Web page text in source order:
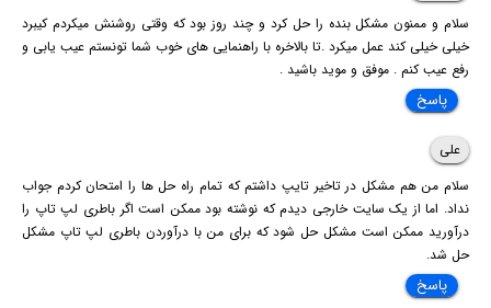
سلام و ممنون مشکل بنده را حل کرد و چند روز بود که وقتی روشنش میکردم کیبرد
خیلی خیلی کند عمل میکرد .تا بالاخره با راهنمایی های خوب شما تونستم عیب یابی و
رفع عیب کنم . موفق و موید باشید .
پاسخ
علی
سلام من هم مشکل در تاخیر تایپ داشتم که تمام راه حل ها را امتحان کردم جواب
نداد. اما از یک سایت خارجی دیدم که نوشته بود ممکن است اگر باطری لپ تاپ را
درآورید ممکن است مشکل حل شود که برای من با درآوردن باطری لپ تاپ مشکل
حل شد.
پاسخ